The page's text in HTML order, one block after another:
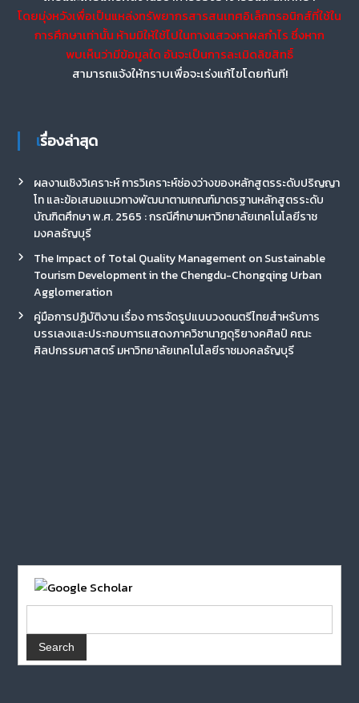
โดยมุ่งหวังเพื่อเป็นแหล่งทรัพยากรสารสนเทศอิเล็กทรอนิกส์ที่ใช้ใน
การศึกษาเท่านั้น ห้ามมิให้ใช้ไปในทางแสวงหาผลกำไร ซึ่งหาก
พบเห็นว่ามีข้อมูลใด อันจะเป็นการละเมิดลิขสิทธิ์
สามารถแจ้งให้ทราบเพื่อจะเร่งแก้ไขโดยทันที!
เรื่องล่าสุด
ผลงานเชิงวิเคราะห์ การวิเคราะห์ช่องว่างของหลักสูตรระดับปริญญา
โท และข้อเสนอแนวทางพัฒนาตามเกณฑ์มาตรฐานหลักสูตรระดับ
บัณฑิตศึกษา พ.ศ. 2565 : กรณีศึกษามหาวิทยาลัยเทคโนโลยีราช
มงคลธัญบุรี
The Impact of Total Quality Management on Sustainable
Tourism Development in the Chengdu-Chongqing Urban
Agglomeration
คู่มือการปฏิบัติงาน เรื่อง การจัดรูปแบบวงดนตรีไทยสำหรับการ
บรรเลงและประกอบการแสดงภาควิชานาฏดุริยางคศิลป์ คณะ
ศิลปกรรมศาสตร์ มหาวิทยาลัยเทคโนโลยีราชมงคลธัญบุรี